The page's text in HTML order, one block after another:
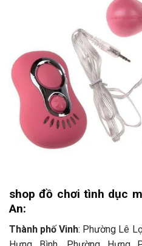
shop đồ chơi tình dục
An:
Thành phố Vinh: Phường Lê